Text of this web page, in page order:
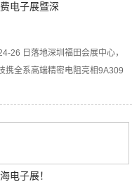
电子展暨深
26 日落地深圳福田会展中心，
携全系高端精密电阻亮相9A309
电子展！